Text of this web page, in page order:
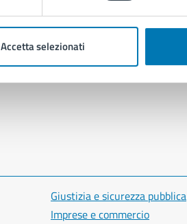
Accetta selezionati
Giustizia e sicurezza pubblica
Imprese e commercio